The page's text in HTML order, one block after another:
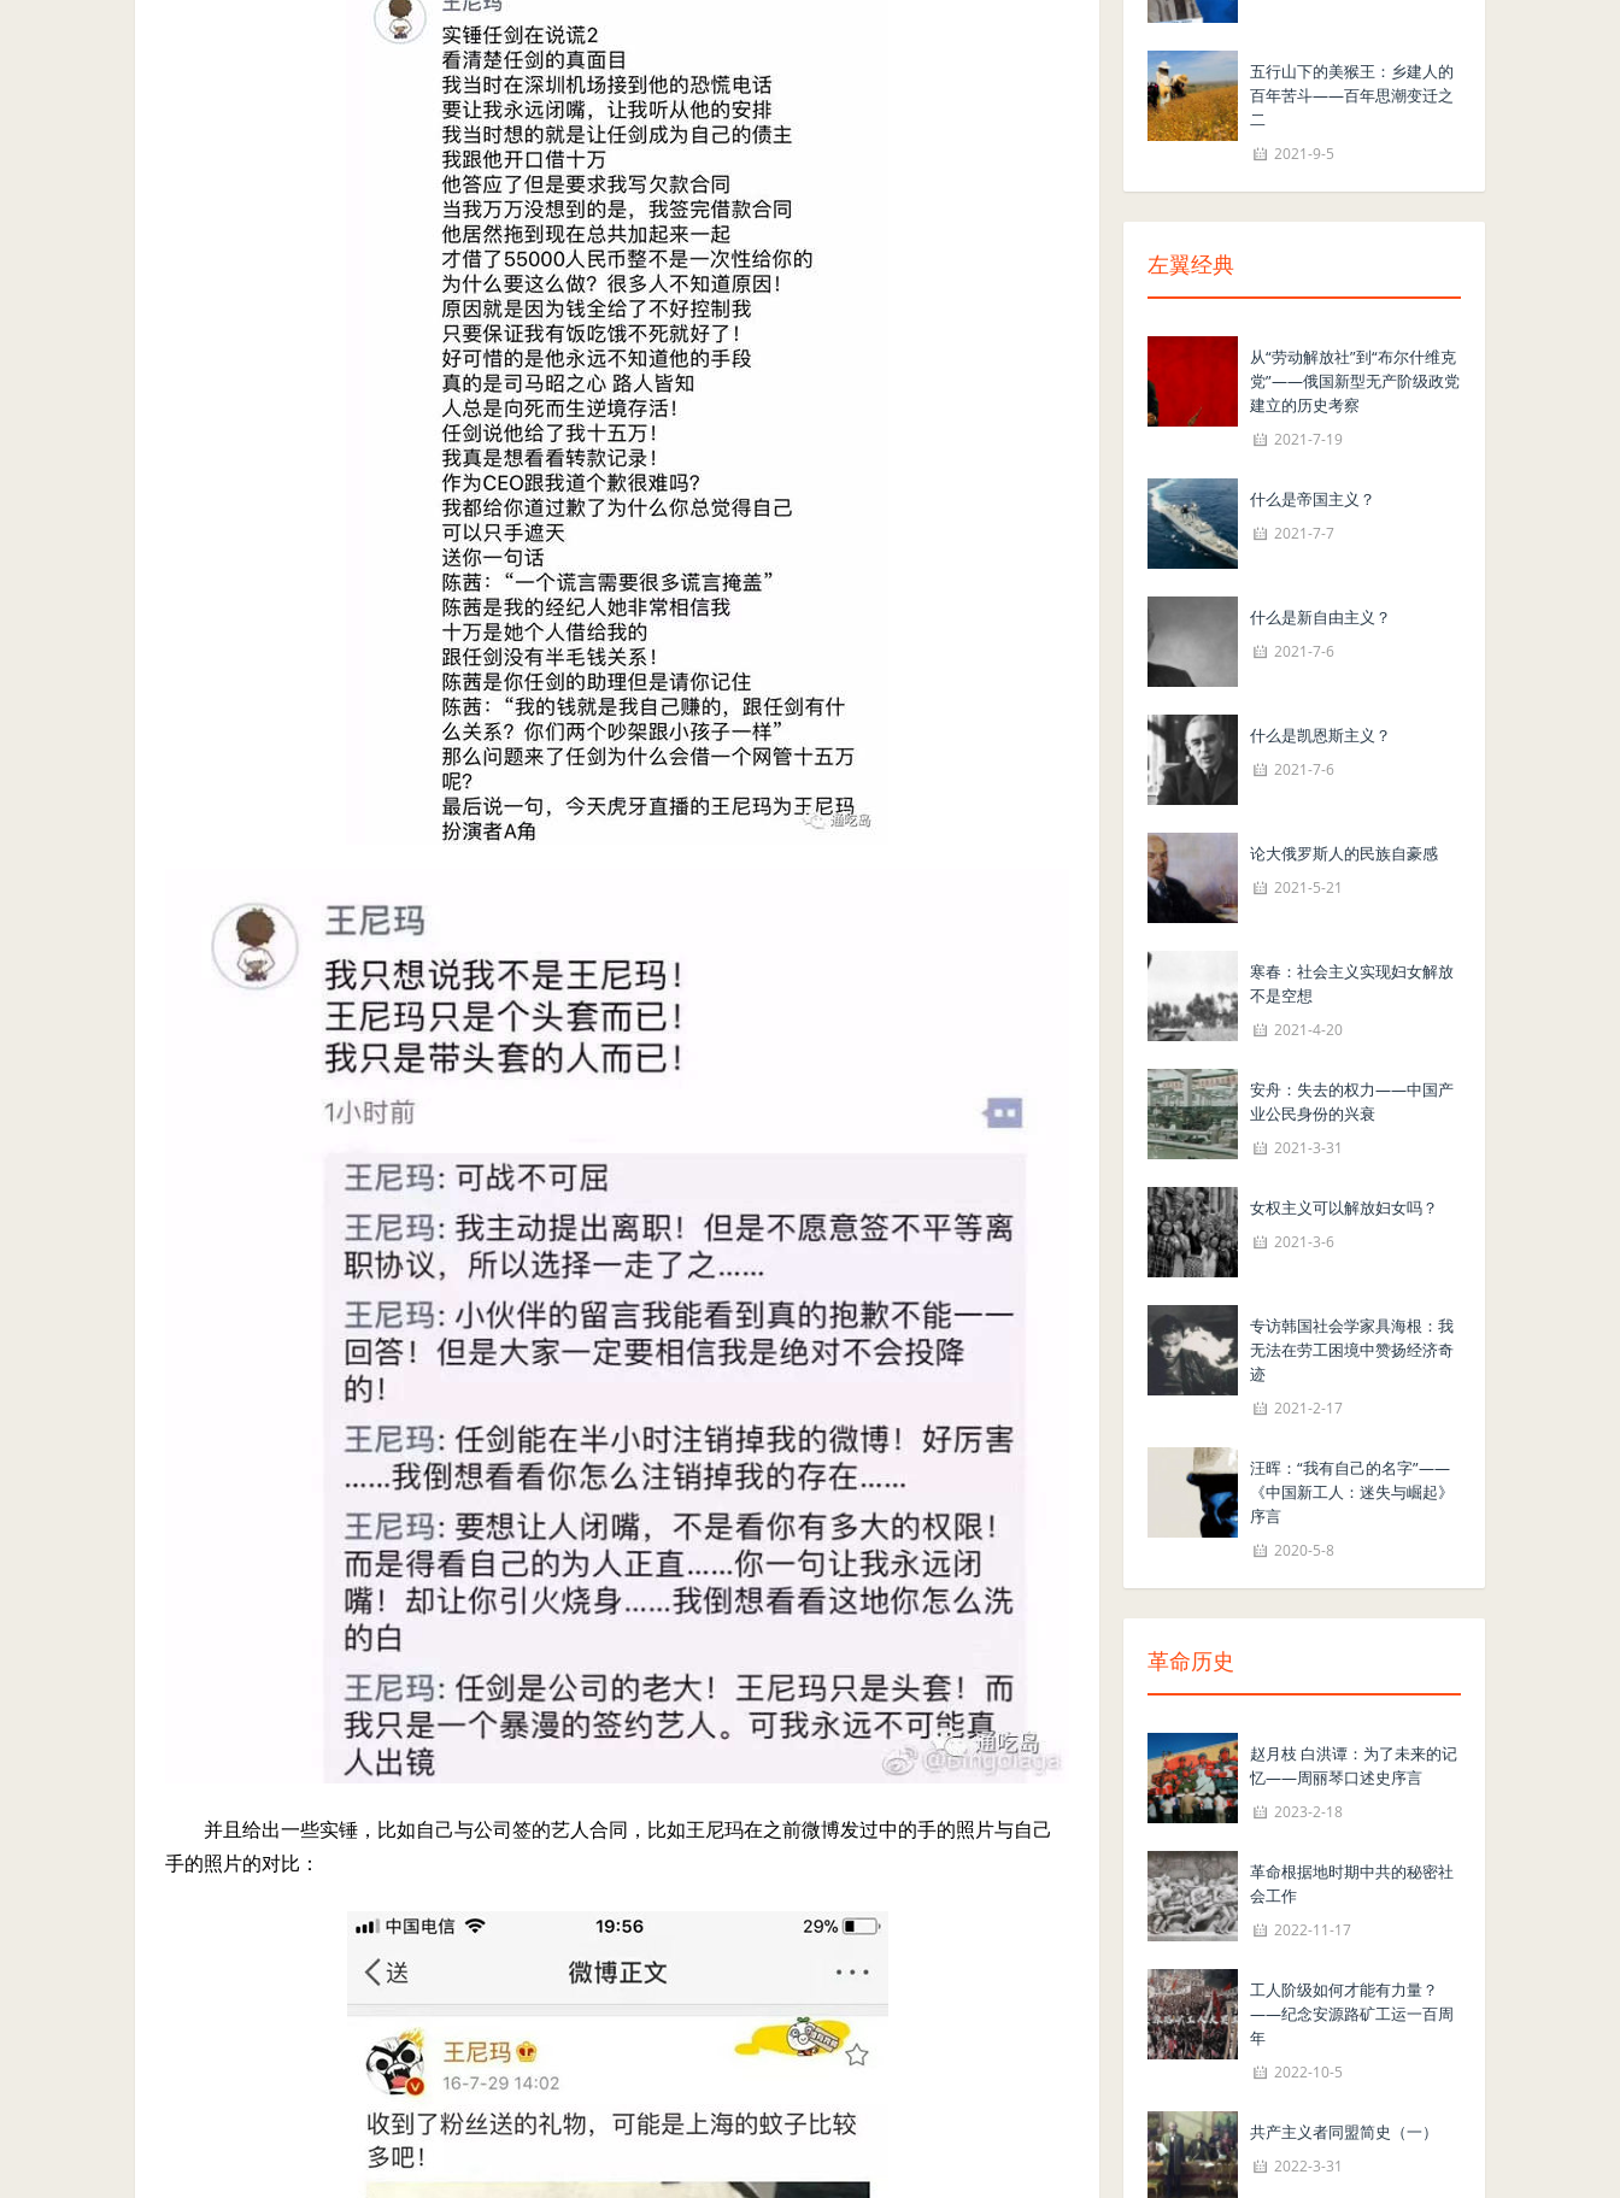
并且给出一些实锤，比如自己与公司签的艺人合同，比如王尼玛在之前微博发过中的手的照片与自己
手的照片的对比：
五行山下的美猴王：乡建人的
百年苦斗——百年思潮变迁之
二
2021-9-5
左翼经典
从“劳动解放社”到“布尔什维克
党”——俄国新型无产阶级政党
建立的历史考察
2021-7-19
什么是帝国主义？
2021-7-7
什么是新自由主义？
2021-7-6
什么是凯恩斯主义？
2021-7-6
论大俄罗斯人的民族自豪感
2021-5-21
寒春：社会主义实现妇女解放
不是空想
2021-4-20
安舟：失去的权力——中国产
业公民身份的兴衰
2021-3-31
女权主义可以解放妇女吗？
2021-3-6
专访韩国社会学家具海根：我
无法在劳工困境中赞扬经济奇
迹
2021-2-17
汪晖：“我有自己的名字”——
《中国新工人：迷失与崛起》
序言
2020-5-8
革命历史
赵月枝 白洪谭：为了未来的记
忆——周丽琴口述史序言
2023-2-18
革命根据地时期中共的秘密社
会工作
2022-11-17
工人阶级如何才能有力量？
——纪念安源路矿工运一百周
年
2022-10-5
共产主义者同盟简史（一）
2022-3-31